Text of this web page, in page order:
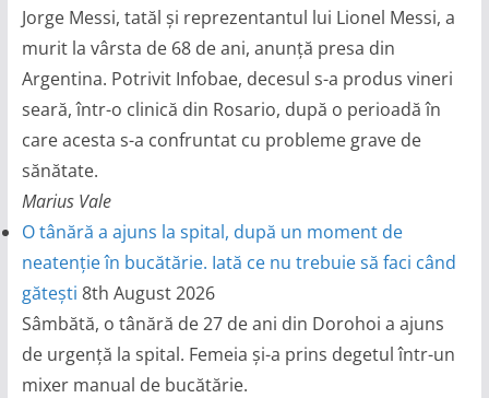
Jorge Messi, tatăl și reprezentantul lui Lionel Messi, a
murit la vârsta de 68 de ani, anunță presa din
Argentina. Potrivit Infobae, decesul s-a produs vineri
seară, într-o clinică din Rosario, după o perioadă în
care acesta s-a confruntat cu probleme grave de
sănătate.
Marius Vale
O tânără a ajuns la spital, după un moment de
neatenție în bucătărie. Iată ce nu trebuie să faci când
gătești 8th August 2026
Sâmbătă, o tânără de 27 de ani din Dorohoi a ajuns
de urgență la spital. Femeia și-a prins degetul într-un
mixer manual de bucătărie.